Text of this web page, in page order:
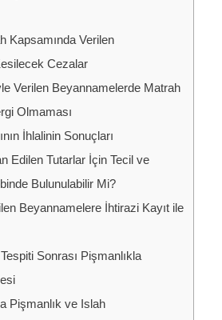
Kapsamında Verilen
Cezalar
Verilen Beyannamelerde Matrah
Olmaması
İhlalinin Sonuçları
Edilen Tutarlar İçin Tecil ve
Bulunulabilir Mi?
Beyannamelere İhtirazi Kayıt ile
Sonrası Pişmanlıkla
Pişmanlık ve Islah